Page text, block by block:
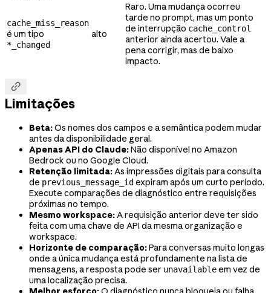
cache_miss_reason
é um tipo
*_changed
alto
Raro. Uma mudança ocorreu
tarde no prompt, mas um ponto
de interrupção cache_control
anterior ainda acertou. Vale a
pena corrigir, mas de baixo
impacto.

Limitações
Beta:Os nomes dos campos e a semântica podem mudar
antes da disponibilidade geral.
Apenas API do Claude:Não disponível no Amazon
Bedrock ou no Google Cloud.
Retenção limitada: As impressões digitais para consulta
de previous_message_idexpiram após um curto período.
Execute comparações de diagnóstico entre requisições
próximas no tempo.
Mesmo workspace: A requisição anterior deve ter sido
feita com uma chave de API da mesma organização e
workspace.
Horizonte de comparação:Para conversas muito longas
onde a única mudança está profundamente na lista de
mensagens, a resposta pode ser unavailableem vez de
uma localização precisa.